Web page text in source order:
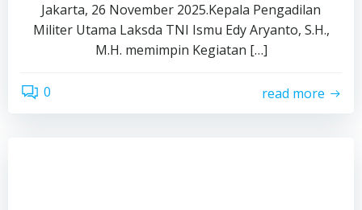
Jakarta, 26 November 2025.Kepala Pengadilan
Militer Utama Laksda TNI Ismu Edy Aryanto, S.H.,
M.H. memimpin Kegiatan […]
0 read more